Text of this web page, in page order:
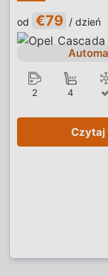
od €79 / dzień
2 4
Czytaj